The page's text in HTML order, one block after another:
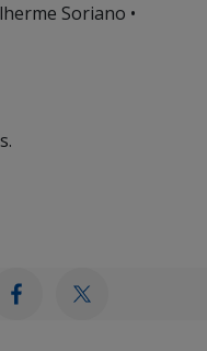
Soriano •